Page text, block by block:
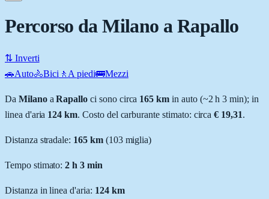
Percorso da Milano a Rapallo
⇅ Inverti
🚗Auto🚴Bici 🚶 A piedi🚌Mezzi
Da MilanoaRapallo ci sono circa 165 km in auto (~2 h 3 min); in
linea d'aria 124 km. Costo del carburante stimato: circa € 19,31.
Distanza stradale: 165km (103miglia)
Tempo stimato:2 h 3 min
Distanza in linea d'aria: 124km